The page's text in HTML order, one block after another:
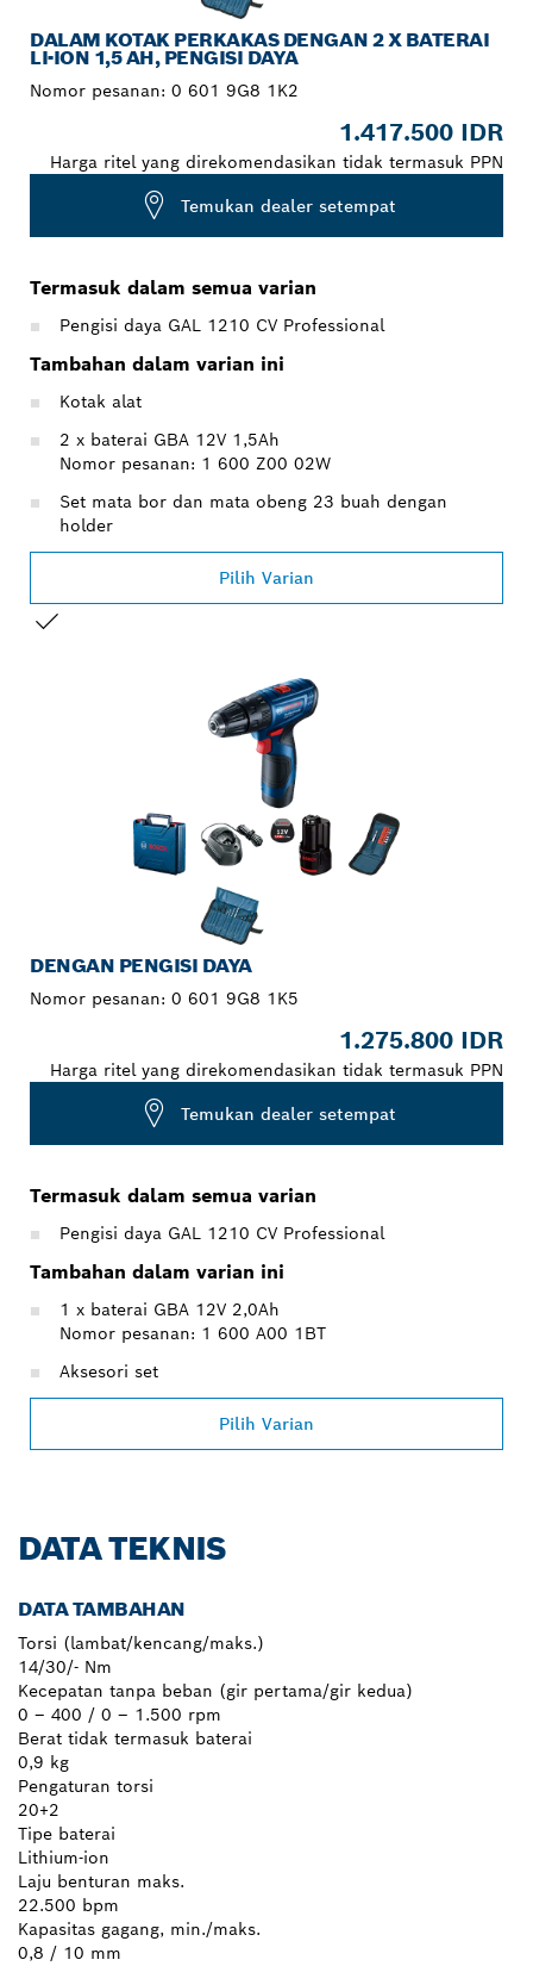
DALAM KOTAK PERKAKAS DENGAN 2 X BATERAI
LI-ION 1,5 AH, PENGISI DAYA
Nomor pesanan: 0 601 9G8 1K2
1.417.500 IDR
Harga ritel yang direkomendasikan tidak termasuk PPN
Temukan dealer setempat
Termasuk dalam semua varian
Pengisi daya GAL 1210 CV Professional
Tambahan dalam varian ini
Kotak alat
2 x baterai GBA 12V 1,5Ah
Nomor pesanan: 1 600 Z00 02W
Set mata bor dan mata obeng 23 buah dengan
holder
Pilih Varian
DENGAN PENGISI DAYA
Nomor pesanan: 0 601 9G8 1K5
1.275.800 IDR
Harga ritel yang direkomendasikan tidak termasuk PPN
Temukan dealer setempat
Termasuk dalam semua varian
Pengisi daya GAL 1210 CV Professional
Tambahan dalam varian ini
1 x baterai GBA 12V 2,0Ah
Nomor pesanan: 1 600 A00 1BT
Aksesori set
Pilih Varian
DATA TEKNIS
DATA TAMBAHAN
Torsi (lambat/kencang/maks.)
14/30/- Nm
Kecepatan tanpa beban (gir pertama/gir kedua)
0 – 400 / 0 – 1.500 rpm
Berat tidak termasuk baterai
0,9 kg
Pengaturan torsi
20+2
Tipe baterai
Lithium-ion
Laju benturan maks.
22.500 bpm
Kapasitas gagang, min./maks.
0,8 / 10 mm